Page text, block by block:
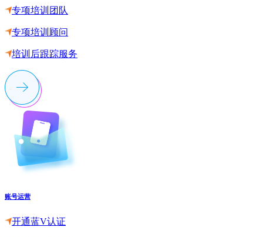
专项培训团队
专项培训顾问
培训后跟踪服务
账号运营
开通蓝V认证